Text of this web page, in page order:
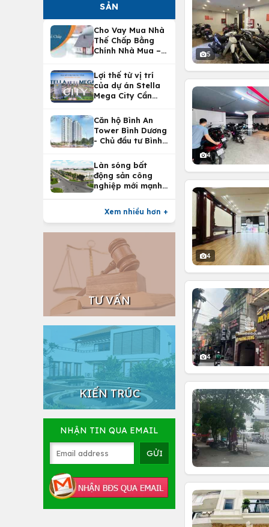
SẢN
Cho Vay Mua Nhà
Thế Chấp Bằng
Chính Nhà Mua –
Nhà Tại
Vietcombank
Lợi thế từ vị trí
của dự án Stella
Mega City Cần
Căn hộ Bình An
Tower Bình Dương
- Chủ đầu tư Bình
Làn sóng bất
động sản công
nghiệp mới mạnh
Xem nhiều hơn +
TƯ VẤN
KIẾN TRÚC
NHẬN TIN QUA EMAIL
5
4
4
4